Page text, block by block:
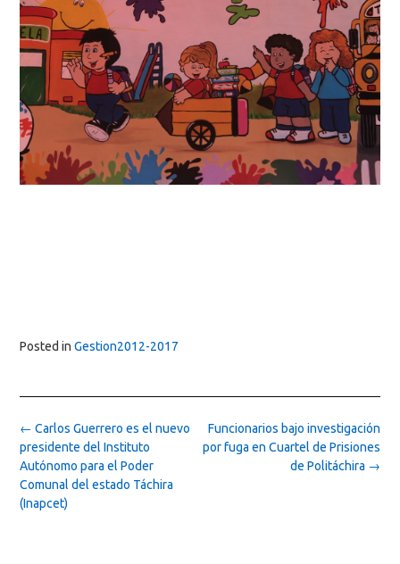
Posted in Gestion2012-2017
Post
navigation
Funcionarios bajo investigación
por fuga en Cuartel de Prisiones
de Politáchira →
← Carlos Guerrero es el nuevo
presidente del Instituto
Autónomo para el Poder
Comunal del estado Táchira
(Inapcet)